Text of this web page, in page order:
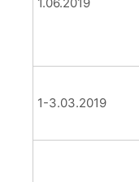
1-3.03.2019